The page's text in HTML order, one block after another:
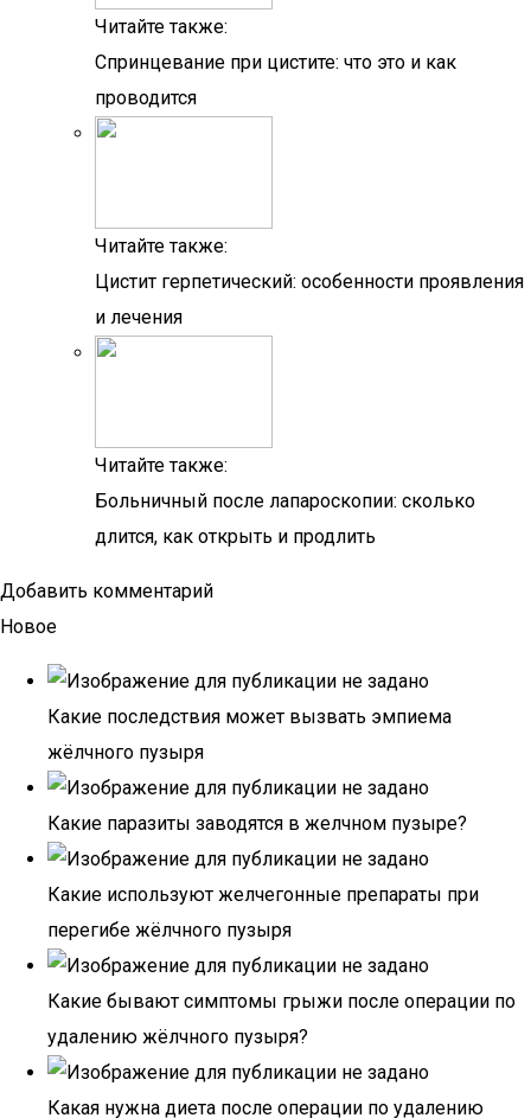
Читайте также:
Спринцевание при цистите: что это и как
проводится
Читайте также:
Цистит герпетический: особенности проявления
и лечения
Читайте также:
Больничный после лапароскопии: сколько
длится, как открыть и продлить
Добавить комментарий
Новое
Какие последствия может вызвать эмпиема
жёлчного пузыря
Какие паразиты заводятся в желчном пузыре?
Какие используют желчегонные препараты при
перегибе жёлчного пузыря
Какие бывают симптомы грыжи после операции по
удалению жёлчного пузыря?
Какая нужна диета после операции по удалению